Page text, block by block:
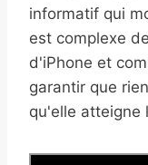
informatif qui
est complexe
d'iPhone et
garantir que
qu'elle atteigne